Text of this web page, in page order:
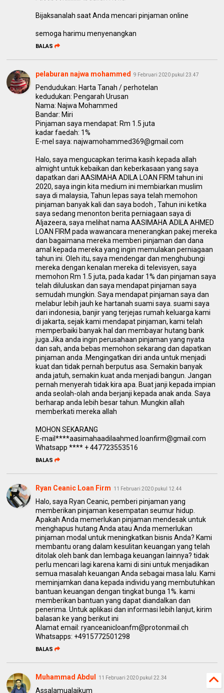
Bijaksanalah saat Anda mencari pinjaman online
semoga harimu menyenangkan
BALAS
pelaburan najwa mohammed 9 Februari 2020 pukul 23.47
Pendudukan: Harta Tanah / perhotelan
kedudukan: Pengarah Urusan
Nama: Najwa Mohammed
Bandar: Miri
Pinjaman saya mendapat: Rm 1.5 juta
kadar faedah: 1%
E-mel saya: najwamohammed369@gmail.com
Halo, saya mengucapkan terima kasih kepada allah
almight untuk kebaikan dan keberkasaan yang saya
dapatkan dari AASIMAHA ADILA LOAN FIRM tahun ini
2020, saya ingin kita medium ini membiarkan muslim
saya di malaysia, Tahun lepas saya telah memohon
pinjaman banyak kali dan saya bodoh , Tahun ini ketika
saya sedang menonton berita perniagaan saya di
Aljazeera, saya melihat nama AASIMAHA ADILA AHMED
LOAN FIRM pada wawancara menerangkan pakej mereka
dan bagaimana mereka memberi pinjaman dan dana
amal kepada mereka yang ingin memulakan perniagaan
tahun ini. Oleh itu, saya mendengar dan menghubungi
mereka dengan kenalan mereka di televisyen, saya
memohon Rm 1.5 juta, pada kadar 1% dan pinjaman saya
telah diluluskan dan saya mendapat pinjaman saya
semudah mungkin. Saya mendapat pinjaman saya dan
melabur lebih jauh ke hartanah suami saya. suami saya
dari indonesia, banjir yang terjejas rumah keluarga kami
di jakarta, sejak kami mendapat pinjaman, kami telah
memperbaiki banyak hal dan membayar hutang bank
juga.Jika anda ingin perusahaan pinjaman yang nyata
dan sah, anda bebas memohon sekarang dan dapatkan
pinjaman anda .Mengingatkan diri anda untuk menjadi
kuat dan tidak pernah berputus asa. Semakin banyak
anda jatuh, semakin kuat anda menjadi bangun. Jangan
pernah menyerah tidak kira apa. Buat janji kepada impian
anda seolah-olah anda berjanji kepada anak anda. Saya
berharap anda lebih besar tahun. Mungkin allah
memberkati mereka allah
MOHON SEKARANG
E-mail****aasimahaadilaahmed.loanfirm@gmail.com
Whatsapp **** + 447723553516
BALAS
Ryan Ceanic Loan Firm 11 Februari 2020 pukul 12.44
Halo, saya Ryan Ceanic, pemberi pinjaman yang
memberikan pinjaman kesempatan seumur hidup.
Apakah Anda memerlukan pinjaman mendesak untuk
menghapus hutang Anda atau Anda memerlukan
pinjaman modal untuk meningkatkan bisnis Anda? Kami
membantu orang dalam kesulitan keuangan yang telah
ditolak oleh bank dan lembaga keuangan lainnya? tidak
perlu mencari lagi karena kami di sini untuk menjadikan
semua masalah keuangan Anda sebagai masa lalu. Kami
meminjamkan dana kepada individu yang membutuhkan
bantuan keuangan dengan tingkat bunga 1%. kami
memberikan bantuan yang dapat diandalkan dan
penerima. Untuk aplikasi dan informasi lebih lanjut, kirim
balasan ke yang berikut ini
Alamat email: ryanceanicloanfm@protonmail.ch
Whatsapps: +4915772501298
BALAS
Muhammad Abdul 11 Februari 2020 pukul 22.34
Assalamualaikum